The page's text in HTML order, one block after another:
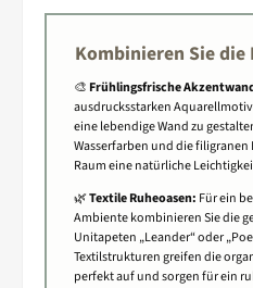
Kombinieren Sie
🎨 Frühlingsfrische
ausdrucksstarken
eine lebendige Wand zu
Wasserfarben und die
Raum eine natürliche
🌿Textile Ruheoasen: Für ein
Ambiente kombinieren Sie die
Unitapeten „Leander“ oder
Textilstrukturen greifen die
perfekt auf und sorgen für ein